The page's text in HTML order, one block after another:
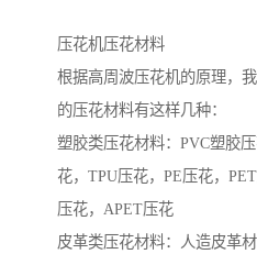
压花机压花材料
根据高周波压花机的原理，
的压花材料有这样几种：
塑胶类压花材料：PVC塑胶
花，TPU压花，PE压花，
压花，APET压花
皮革类压花材料：人造皮革